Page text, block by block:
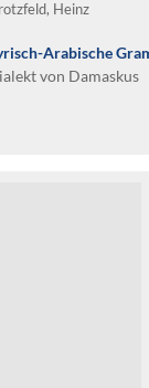
Heinz
Arabische
von Damaskus